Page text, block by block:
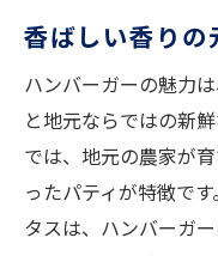
香り豊かな
駅でのラン
ガー
休日に訪れ
家族で楽し
香ばしい瞬間を
香ばしい香りの
ハンバーガーの魅力
と地元ならではの新
では、地元の農家が
ったパティが特徴で
タスは、ハンバーガ